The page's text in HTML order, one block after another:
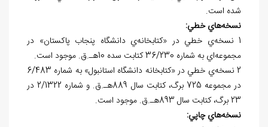
شده است.
نسخههاي خطي:
1 نسخه‌ي خطي در «کتابخانه‌ي دانشگاه پنجاب پاکستان» در
مجموعه‌اي به شماره 36/230 کتابت سده 10هـ.ق. موجود است.
2 نسخه‌ي خطي در «کتابخانه دانشگاه استانبول» به شماره 6/483
در مجموعه 725 برگ، کتابت سال 889هـ.ق. و شماره 2/1322 در
23 برگ، کتابت سال 893هـ.ق. موجود است.
نسخههاي چاپي: